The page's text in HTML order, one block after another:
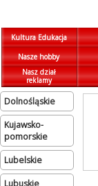
Kultura Edukacja
Nasze hobby
Nasz dział
reklamy
dolnośląskie
kujawsko-
pomorskie
lubelskie
lubuskie